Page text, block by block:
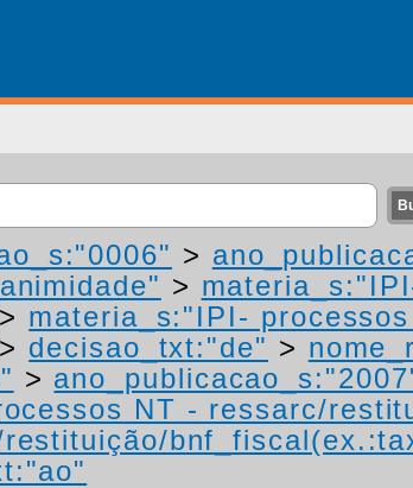
>
>
> materia_s:"IPI-
> decisao_txt:"de" >
>
NT - ressarc/